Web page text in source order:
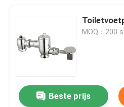
Thuis
Videos
MOQ：200
Beste prijs
3 4 " 1 2 inch Messing